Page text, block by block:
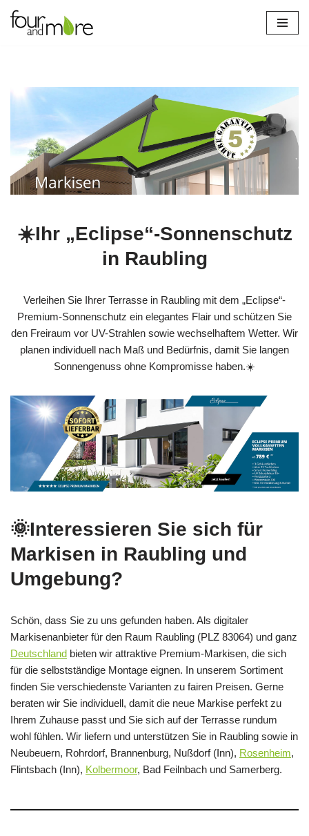
Zum
☀️Ihr „Eclipse“-Sonnenschutz
in Raubling
Verleihen Sie Ihrer Terrasse in Raubling mit dem „Eclipse“-
Premium-Sonnenschutz ein elegantes Flair und schützen Sie
den Freiraum vor UV-Strahlen sowie wechselhaftem Wetter. Wir
planen individuell nach Maß und Bedürfnis, damit Sie langen
Sonnengenuss ohne Kompromisse haben.☀️
🌞Interessieren Sie sich für
Markisen in Raubling und
Umgebung?
Schön, dass Sie zu uns gefunden haben. Als digitaler
Markisenanbieter für den Raum Raubling (PLZ 83064) und ganz
Deutschland bieten wir attraktive Premium-Markisen, die sich
für die selbstständige Montage eignen. In unserem Sortiment
finden Sie verschiedenste Varianten zu fairen Preisen. Gerne
beraten wir Sie individuell, damit die neue Markise perfekt zu
Ihrem Zuhause passt und Sie sich auf der Terrasse rundum
wohl fühlen. Wir liefern und unterstützen Sie in Raubling sowie in
Neubeuern, Rohrdorf, Brannenburg, Nußdorf (Inn), Rosenheim,
Flintsbach (Inn), Kolbermoor, Bad Feilnbach und Samerberg.